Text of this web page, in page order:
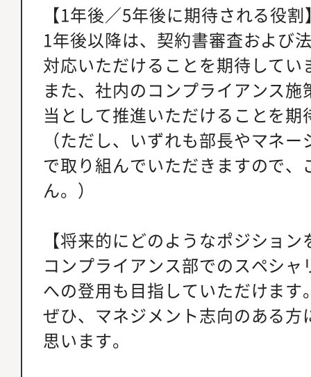
【1年後／5年後に期待される役割
1年後以降は、契約書審査および
対応いただけることを期待してい
また、社内のコンプライアンス
当として推進いただけることを期
（ただし、いずれも部長やマネ
で取り組んでいただきますので
ん。）
【将来的にどのようなポジショ
コンプライアンス部でのスペシ
への登用も目指していただけます
ぜひ、マネジメント志向のある
思います。